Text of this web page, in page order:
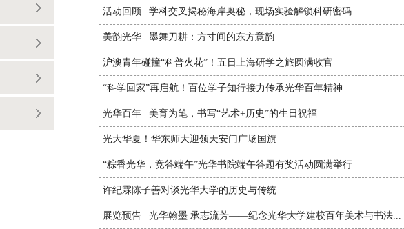
活动回顾 | 学科交叉揭秘海岸奥秘，现场实验解锁科研密码
美韵光华 | 墨舞刀耕：方寸间的东方意韵
沪澳青年碰撞“科普火花”！五日上海研学之旅圆满收官
“科学回家”再启航！百位学子知行接力传承光华百年精神
光华百年 | 美育为笔，书写“艺术+历史”的生日祝福
光大华夏！华东师大迎领天安门广场国旗
“粽香光华，竞答端午”光华书院端午答题有奖活动圆满举行
许纪霖陈子善对谈光华大学的历史与传统
展览预告 | 光华翰墨 承志流芳——纪念光华大学建校百年美术与书法...